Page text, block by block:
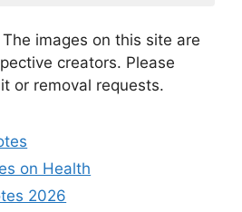
The images on this site are
creators. Please
or removal requests.
on Health
2026